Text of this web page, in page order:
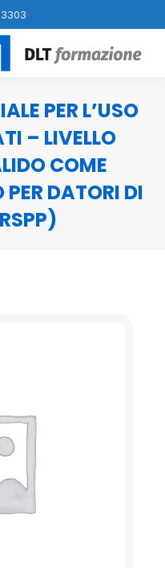
PER L’USO
– LIVELLO
COME
DATORI DI